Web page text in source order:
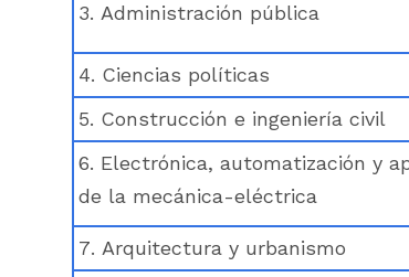
3. Administración pública
4. Ciencias políticas
5. Construcción e ingeniería civil
6. Electrónica, automatización y
de la mecánica-eléctrica
7. Arquitectura y urbanismo